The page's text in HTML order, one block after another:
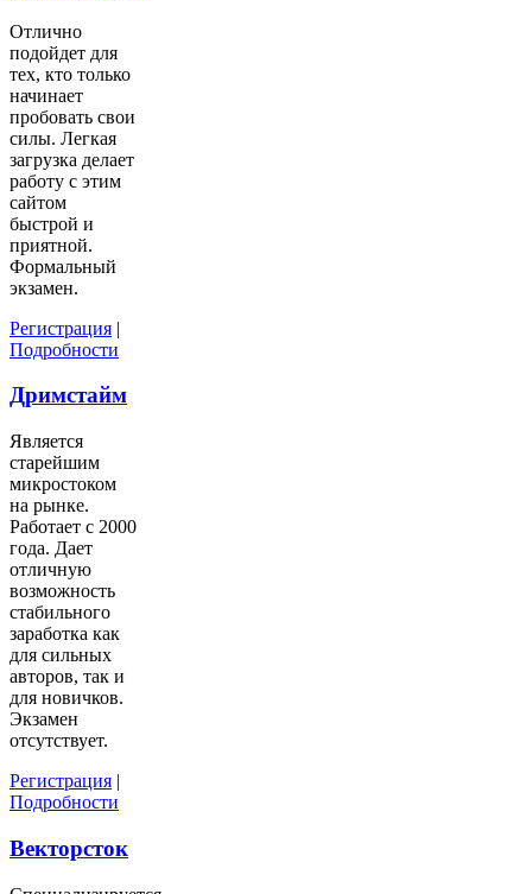
Отлично
подойдет для
тех, кто только
начинает
пробовать свои
силы. Легкая
загрузка делает
работу с этим
сайтом
быстрой и
приятной.
Формальный
экзамен.
Регистрация |
Подробности
Дримстайм
Является
старейшим
микростоком
на рынке.
Работает с 2000
года. Дает
отличную
возможность
стабильного
заработка как
для сильных
авторов, так и
для новичков.
Экзамен
отсутствует.
Регистрация |
Подробности
Векторсток